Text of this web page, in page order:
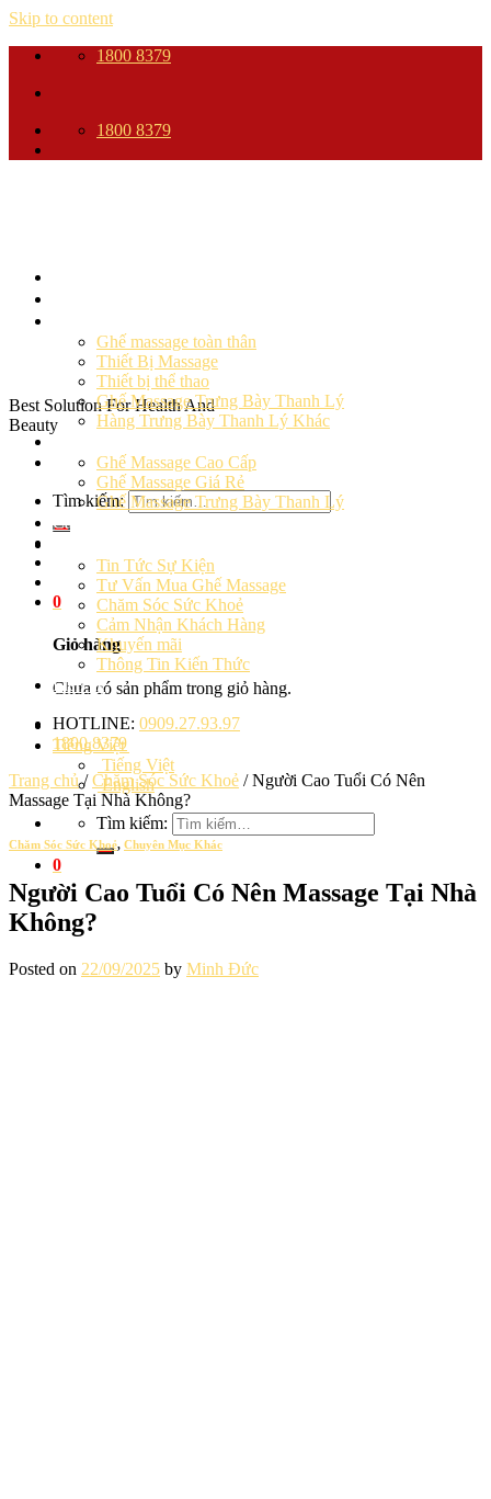
Skip to content
1800 8379
1800 8379
Best Solution For Health And
Beauty
Tìm kiếm:
0
Giỏ hàng
Chưa có sản phẩm trong giỏ hàng.
Tiếng Việt
Tiếng Việt
English
Tìm kiếm:
0
Ghế massage toàn thân
Thiết Bị Massage
Thiết bị thể thao
Ghế Massage Trưng Bày Thanh Lý
Hàng Trưng Bày Thanh Lý Khác
Ghế Massage Cao Cấp
Ghế Massage Giá Rẻ
Ghế Massage Trưng Bày Thanh Lý
Cảm Nhận Khách Hàng
Tin Tức Sự Kiện
Tư Vấn Mua Ghế Massage
Chăm Sóc Sức Khoẻ
Cảm Nhận Khách Hàng
Khuyến mãi
Thông Tin Kiến Thức
Liên hệ
HOTLINE: 0909.27.93.97
1800.8379
Trang chủ / Chăm Sóc Sức Khoẻ /Người Cao Tuổi Có Nên
Massage Tại Nhà Không?
Chăm Sóc Sức Khoẻ, Chuyên Mục Khác
Người Cao Tuổi Có Nên Massage Tại Nhà
Không?
Posted on 22/09/2025 by Minh Đức